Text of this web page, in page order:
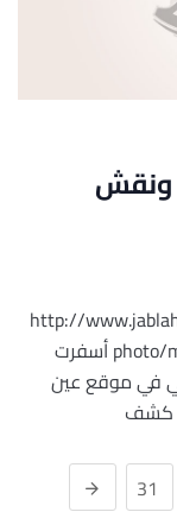
ونقش
[img]http://
photo/medium/——-_144_50307.jpg[/img] أسفرت
في موقع عين
31